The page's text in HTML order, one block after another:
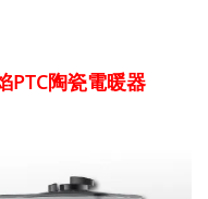
PTC陶瓷電暖器